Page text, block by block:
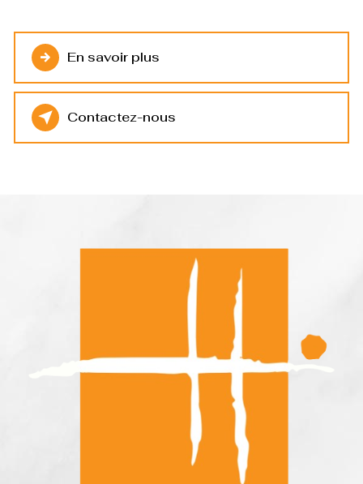
En savoir plus
Contactez-nous